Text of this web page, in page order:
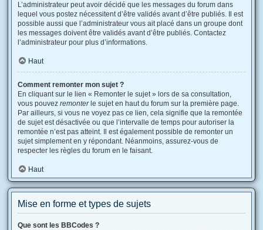
L’administrateur peut avoir décidé que les messages du forum dans
lequel vous postez nécessitent d’être validés avant d’être publiés. Il est
possible aussi que l’administrateur vous ait placé dans un groupe dont
les messages doivent être validés avant d’être publiés. Contactez
l’administrateur pour plus d’informations.
Haut
Comment remonter mon sujet ?
En cliquant sur le lien « Remonter le sujet » lors de sa consultation,
vous pouvez remonterle sujet en haut du forum sur la première page.
Par ailleurs, si vous ne voyez pas ce lien, cela signifie que la remontée
de sujet est désactivée ou que l’intervalle de temps pour autoriser la
remontée n’est pas atteint. Il est également possible de remonter un
sujet simplement en y répondant. Néanmoins, assurez-vous de
respecter les règles du forum en le faisant.
Haut
Mise en forme et types de sujets
Que sont les BBCodes ?